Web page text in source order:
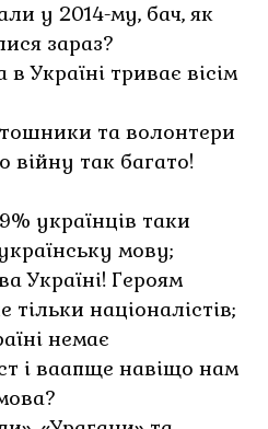
у 2014-му, бач, як
зараз?
Україні триває вісім
та волонтери
війну так багато!
українців таки
мову;
Україні! Героям
тільки націоналістів;
немає
і ваапще навіщо нам